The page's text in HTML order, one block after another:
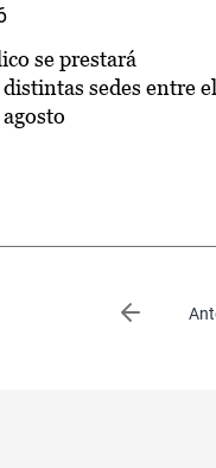
se prestará
sedes entre el
Página